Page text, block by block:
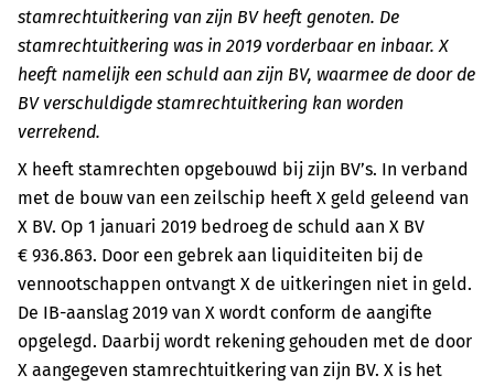
stamrechtuitkering van zijn BV heeft genoten. De
stamrechtuitkering was in 2019 vorderbaar en inbaar. X
heeft namelijk een schuld aan zijn BV, waarmee de door de
BV verschuldigde stamrechtuitkering kan worden
verrekend.
X heeft stamrechten opgebouwd bij zijn BV’s. In verband
met de bouw van een zeilschip heeft X geld geleend van
X BV. Op 1 januari 2019 bedroeg de schuld aan X BV
€ 936.863. Door een gebrek aan liquiditeiten bij de
vennootschappen ontvangt X de uitkeringen niet in geld.
De IB-aanslag 2019 van X wordt conform de aangifte
opgelegd. Daarbij wordt rekening gehouden met de door
X aangegeven stamrechtuitkering van zijn BV. X is het